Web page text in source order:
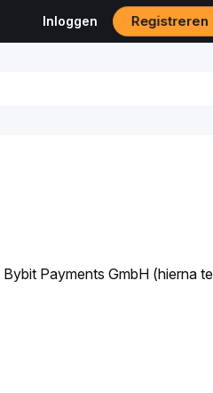
Inloggen Registreren
Payments GmbH (hierna te